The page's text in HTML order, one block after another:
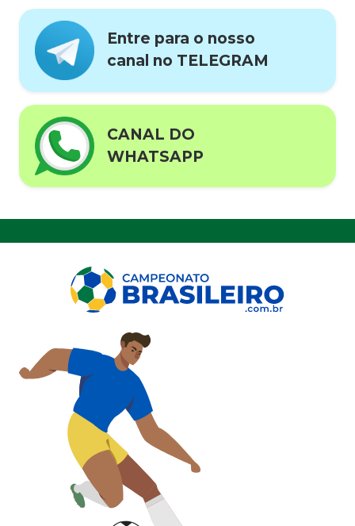
Entre para o nosso
canal no TELEGRAM
CANAL DO
WHATSAPP